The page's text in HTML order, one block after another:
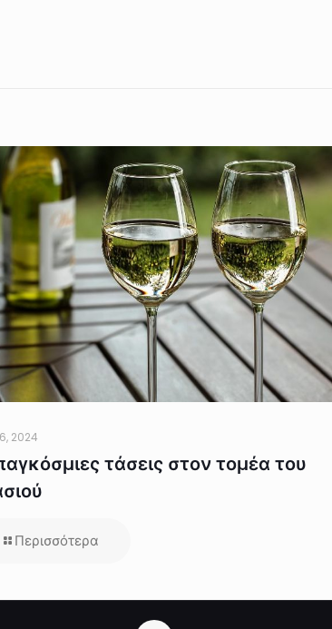
2024
τάσεις στον τομέα του
Περισσότερα